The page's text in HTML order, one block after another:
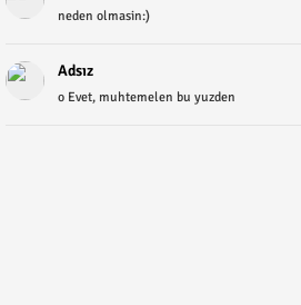
neden olmasin:)
Adsız
o Evet, muhtemelen bu yuzden